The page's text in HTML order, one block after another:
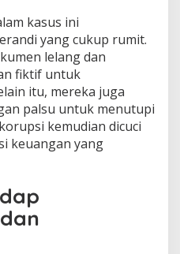
kasus ini
yang cukup rumit.
lelang dan
fiktif untuk
itu, mereka juga
palsu untuk menutupi
kemudian dicuci
keuangan yang